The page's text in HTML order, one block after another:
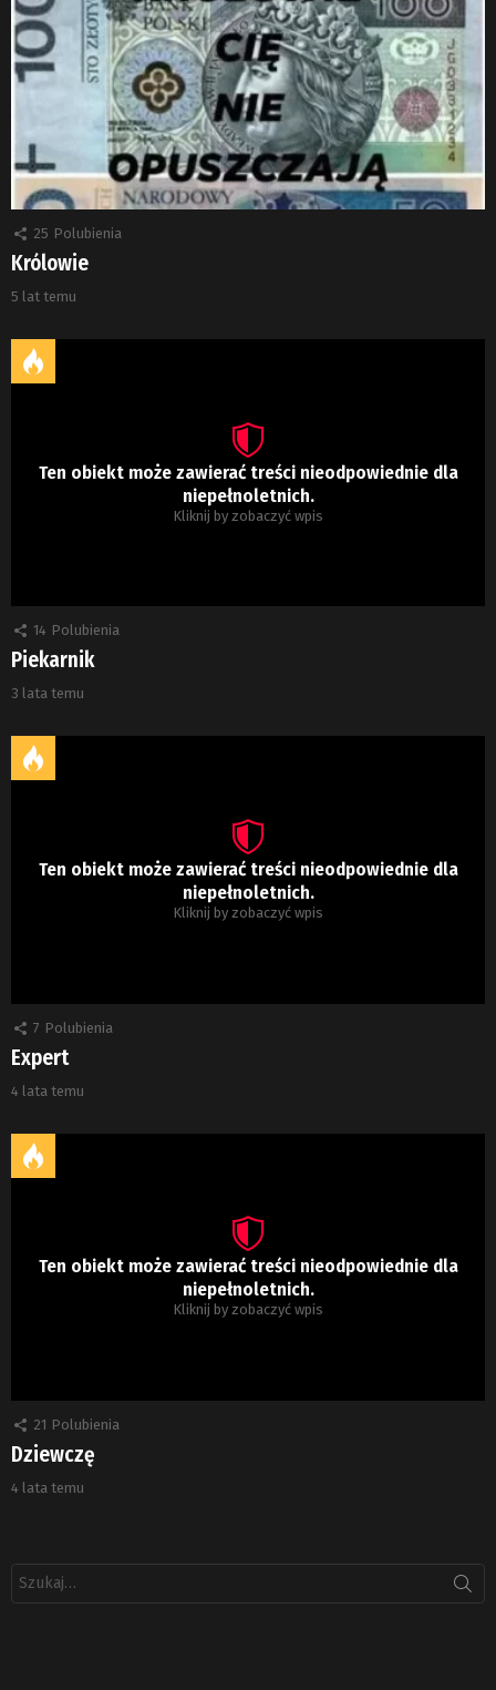
25 Polubienia
Królowie
5 lat temu
Ten obiekt może zawierać treści nieodpowiednie dla
niepełnoletnich.
Kliknij by zobaczyć wpis
14 Polubienia
Piekarnik
3 lata temu
Ten obiekt może zawierać treści nieodpowiednie dla
niepełnoletnich.
Kliknij by zobaczyć wpis
7 Polubienia
Expert
4 lata temu
Ten obiekt może zawierać treści nieodpowiednie dla
niepełnoletnich.
Kliknij by zobaczyć wpis
21 Polubienia
Dziewczę
4 lata temu